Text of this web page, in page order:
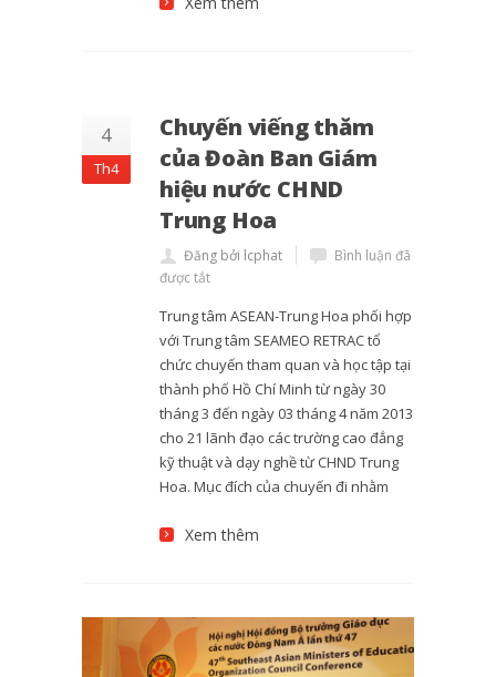
4
Th4
Chuyến viếng thăm
của Đoàn Ban Giám
hiệu nước CHND
Trung Hoa
Đăng bởi lcphat
Bình luận đã
được tắt
Trung tâm ASEAN-Trung Hoa phối hợp
với Trung tâm SEAMEO RETRAC tổ
chức chuyến tham quan và học tập tại
thành phố Hồ Chí Minh từ ngày 30
tháng 3 đến ngày 03 tháng 4 năm 2013
cho 21 lãnh đạo các trường cao đẳng
kỹ thuật và dạy nghề từ CHND Trung
Hoa. Mục đích của chuyến đi nhằm
Xem thêm